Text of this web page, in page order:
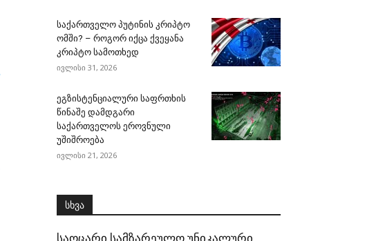
საქართველო პუტინის კრიპტო
ომში? – როგორ იქცა ქვეყანა
კრიპტო სამოთხედ
ივლისი 31, 2026
ეგზისტენციალური საფრთხის
წინაშე დამდგარი
საქართველოს ეროვნული
უშიშროება
ივლისი 21, 2026
სხვა